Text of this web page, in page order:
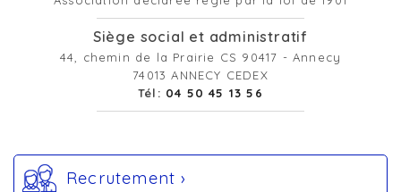
Siège social et administratif
44, chemin de la Prairie CS 90417 - Annecy
74013 ANNECY CEDEX
Tél: 04 50 45 13 56
Recrutement ›